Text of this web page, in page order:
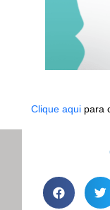
Clique aquipara